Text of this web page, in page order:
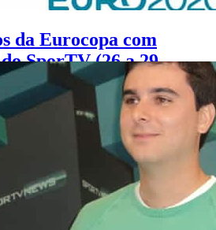
da Eurocopa com
SporTV (26 a 29